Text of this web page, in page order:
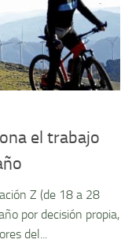
el trabajo
Z (de 18 a 28
por decisión propia,
del...